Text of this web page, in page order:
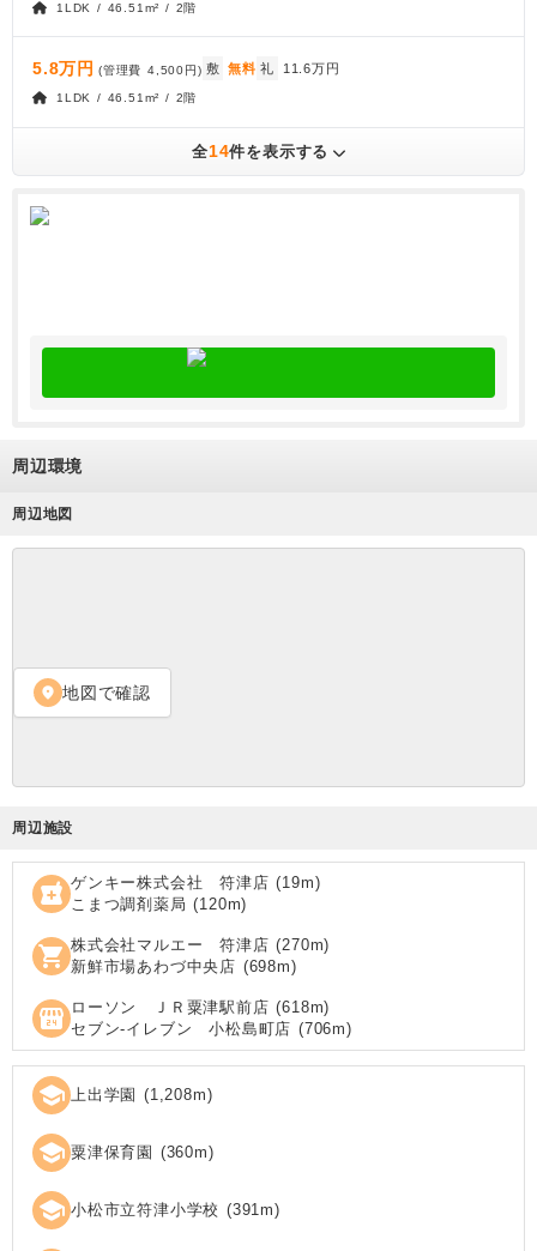
1LDK / 46.51m² / 2階
5.8万円 (管理費 4,500円) 敷 無料 礼 11.6万円
1LDK / 46.51m² / 2階
全14件を表示する
周辺環境
周辺地図
location_on 地図で確認
周辺施設
local_pharmacy ゲンキー株式会社 符津店 (19m)
こまつ調剤薬局 (120m)
shopping_cart 株式会社マルエー 符津店 (270m)
新鮮市場あわづ中央店 (698m)
local_convenience_store ローソン ＪＲ粟津駅前店 (618m)
セブン‐イレブン 小松島町店 (706m)
school 上出学園 (1,208m)
school 粟津保育園 (360m)
school 小松市立符津小学校 (391m)